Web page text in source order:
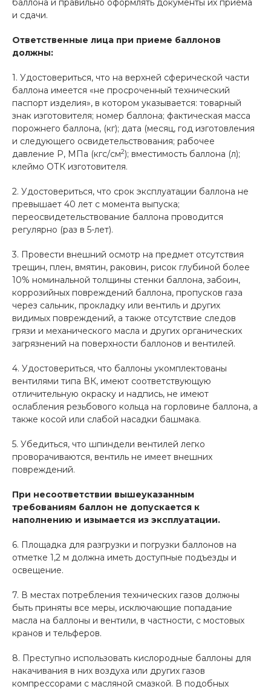
баллона и правильно оформлять документы их приема
и сдачи.
Ответственные лица при приеме баллонов
должны:
1. Удостовериться, что на верхней сферической части
баллона имеется «не просроченный технический
паспорт изделия», в котором указывается: товарный
знак изготовителя; номер баллона; фактическая масса
порожнего баллона, (кг); дата (месяц, год изготовления
и следующего освидетельствования; рабочее
давление Р, МПа (кгс/см2); вместимость баллона (л);
клеймо ОТК изготовителя.
2. Удостовериться, что срок эксплуатации баллона не
превышает 40 лет с момента выпуска;
переосвидетельствование баллона проводится
регулярно (раз в 5-лет).
3. Провести внешний осмотр на предмет отсутствия
трещин, плен, вмятин, раковин, рисок глубиной более
10% номинальной толщины стенки баллона, забоин,
коррозийных повреждений баллона, пропусков газа
через сальник, прокладку или вентиль и других
видимых повреждений, а также отсутствие следов
грязи и механического масла и других органических
загрязнений на поверхности баллонов и вентилей.
4. Удостовериться, что баллоны укомплектованы
вентилями типа ВК, имеют соответствующую
отличительную окраску и надпись, не имеют
ослабления резьбового кольца на горловине баллона, а
также косой или слабой насадки башмака.
5. Убедиться, что шпиндели вентилей легко
проворачиваются, вентиль не имеет внешних
повреждений.
При несоответствии вышеуказанным
требованиям баллон не допускается к
наполнению и изымается из эксплуатации.
6. Площадка для разгрузки и погрузки баллонов на
отметке 1,2 м должна иметь доступные подъезды и
освещение.
7. В местах потребления технических газов должны
быть приняты все меры, исключающие попадание
масла на баллоны и вентили, в частности, с мостовых
кранов и тельферов.
8. Преступно использовать кислородные баллоны для
накачивания в них воздуха или других газов
компрессорами с масляной смазкой. В подобных